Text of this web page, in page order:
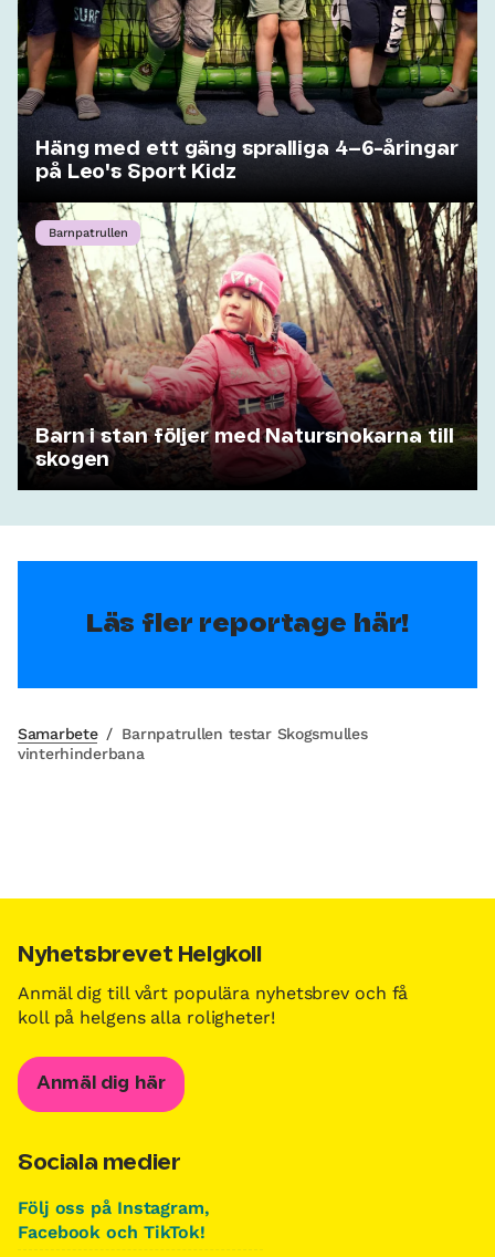
Häng med ett gäng spralliga 4–6-åringar
på Leo's Sport Kidz
Barnpatrullen
Barn i stan följer med Natursnokarna till
skogen
Läs fler reportage här!
Samarbete / Barnpatrullen testar Skogsmulles
vinterhinderbana
Nyhetsbrevet Helgkoll
Anmäl dig till vårt populära nyhetsbrev och få
koll på helgens alla roligheter!
Anmäl dig här
Sociala medier
Följ oss på Instagram,
Facebook och TikTok!